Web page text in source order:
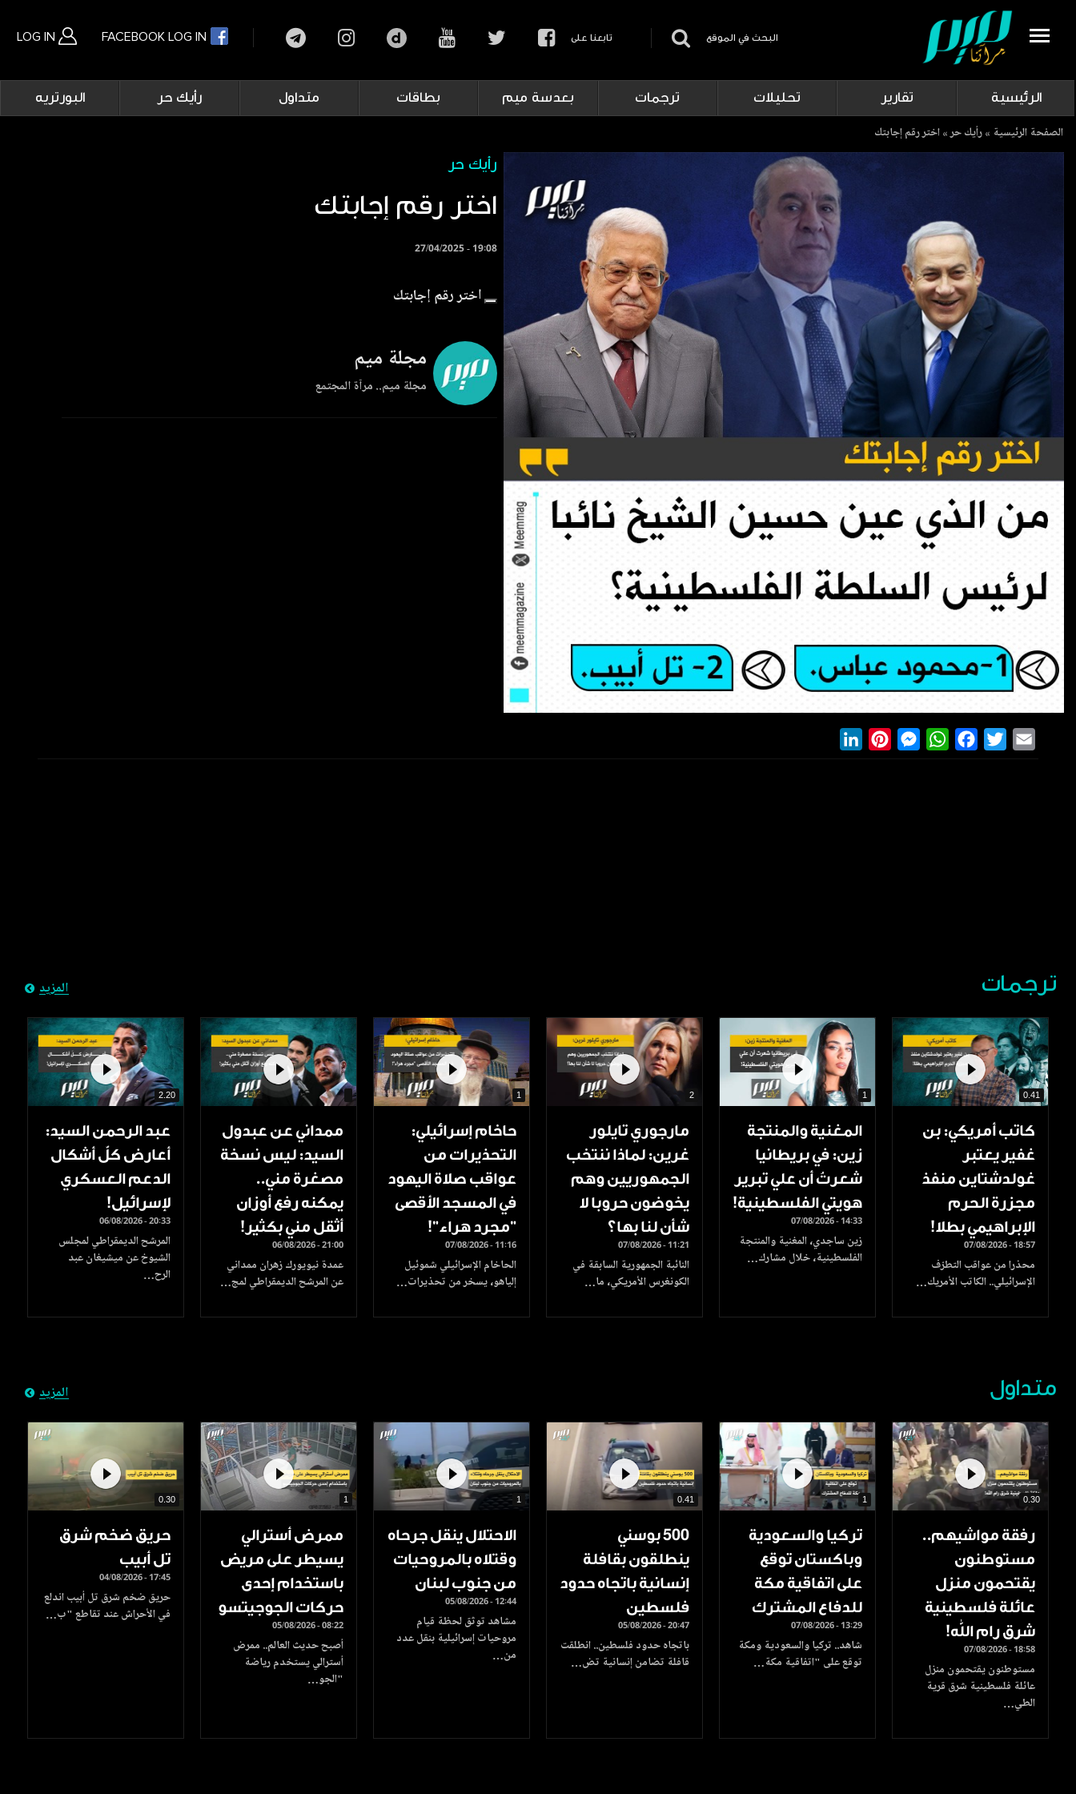
LOG IN FACEBOOK LOG IN البحث في الموقع تابعنا على
Main
navigation
الرئيسية تقارير تحليلات ترجمات بعدسة ميم بطاقات متداول رأيك حر البورتريه
Breadcrumb
الصفحة الرئيسية رأيك حر اختر رقم إجابتك
رأيك حر
اختر رقم إجابتك
27/04/2025 - 19:08
اختر رقم إجابتك
مجلة ميم
مجلة ميم.. مرآة المجتمع
LinkedInPinterestMessengerWhatsAppFacebook
Twitter
ترجمات المزيد
0.41
كاتب أمريكي: بن
غفير يعتبر
غولدشتاين منفذ
مجزرة الحرم
الإبراهيمي بطلا!
07/08/2026 - 18:57
محذرا من عواقب التطرّف
الإسرائيلي.. الكاتب الأمريك…
1
المغنية والمنتجة
زين: في بريطانيا
شعرتُ أن علي تبرير
هويتي الفلسطينية!
07/08/2026 - 14:33
زين ساجدي، المغنية والمنتجة
الفلسطينية، خلال مشارك…
2
مارجوري تايلور
غرين: لماذا ننتخب
الجمهوريين وهم
يخوضون حروبا لا
شأن لنا بها؟
07/08/2026 - 11:21
النائبة الجمهورية السابقة في
الكونغرس الأمريكي، ما…
1
حاخام إسرائيلي:
التحذيرات من
عواقب صلاة اليهود
في المسجد الأقصى
"مجرد هراء"!
07/08/2026 - 11:16
الحاخام الإسرائيلي شموئيل
إلياهو، يسخر من تحذيرات…
ممداني عن عبدول
السيد: ليس نسخة
مصغرة مني..
يمكنه رفع أوزان
أثقل مني بكثير!
06/08/2026 - 21:00
عمدة نيويورك زهران ممداني
عن المرشح الديمقراطي لمج…
2.20
عبد الرحمن السيد:
أعارض كلّ أشكال
الدعم العسكري
لإسرائيل!
06/08/2026 - 20:33
المرشح الديمقراطي لمجلس
الشيوخ عن ميشيغان عبد
الرح…
متداول المزيد
0.30
رفقة مواشيهم..
مستوطنون
يقتحمون منزل
عائلة فلسطينية
شرق رام الله!
07/08/2026 - 18:58
مستوطنون يقتحمون منزل
عائلة فلسطينية شرق قرية
الطي…
1
تركيا والسعودية
وباكستان توقع
على اتفاقية مكة
للدفاع المشترك
07/08/2026 - 13:29
شاهد.. تركيا والسعودية ومكة
توقع على "اتفاقية مكة…
0.41
500 بوسني
ينطلقون بقافلة
إنسانية باتجاه حدود
فلسطين
05/08/2026 - 20:47
باتجاه حدود فلسطين.. انطلقت
قافلة تضامن إنسانية تض…
1
الاحتلال ينقل جرحاه
وقتلاه بالمروحيات
من جنوب لبنان
05/08/2026 - 12:44
مشاهد توثق لحظة قيام
مروحيات إسرائيلية بنقل عدد
من…
1
ممرض أسترالي
يسيطر على مريض
باستخدام إحدى
حركات الجوجيتسو
05/08/2026 - 08:22
أصبح حديث العالم.. ممرض
أسترالي يستخدم رياضة
"الجو…
0.30
حريق ضخم شرق
تل أبيب
04/08/2026 - 17:45
حريق ضخم شرق تل أبيب اندلع
في الأحراش عند تقاطع "ب…